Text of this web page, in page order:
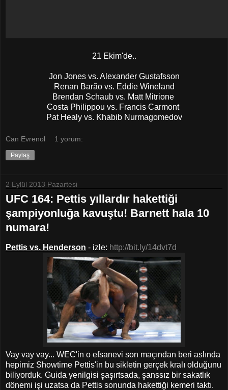
21 Ekim'de..
Jon Jones vs. Alexander Gustafsson
Renan Barão vs. Eddie Wineland
Brendan Schaub vs. Matt Mitrione
Costa Philippou vs. Francis Carmont
Pat Healy vs. Khabib Nurmagomedov
Can Evrenol 1 yorum:
Paylaş
2 Eylül 2013 Pazartesi
UFC 164: Pettis yıllardır hakettiği
şampiyonluğa kavuştu! Barnett hala 10
numara!
Pettis vs. Henderson - izle: http://bit.ly/14dvt7d
Vay vay vay... WEC'in o efsanevi son maçından beri aslında
hepimiz Showtime Pettis'in bu sikletin gerçek kralı olduğunu
biliyorduk. Guida yenilgisi şaşırtsada, şanssız bir sakatlık
dönemi işi uzatsa da Pettis sonunda hakettiği kemeri taktı.